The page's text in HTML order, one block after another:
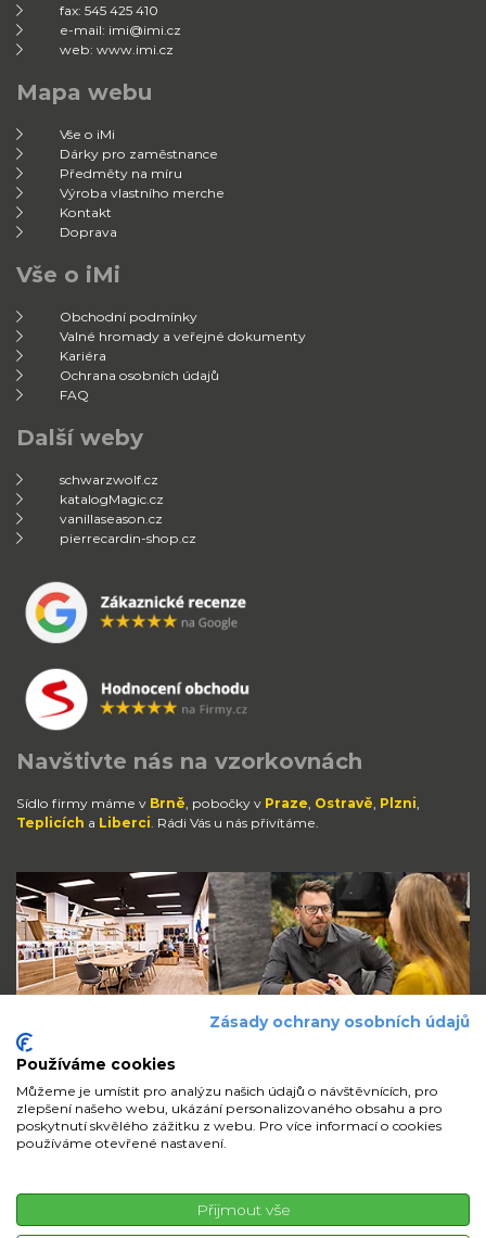
fax: 545 425 410
e-mail: imi@imi.cz
web: www.imi.cz
Mapa webu
Vše o iMi
Dárky pro zaměstnance
Předměty na míru
Výroba vlastního merche
Kontakt
Doprava
Vše o iMi
Obchodní podmínky
Valné hromady a veřejné dokumenty
Kariéra
Ochrana osobních údajů
FAQ
Další weby
schwarzwolf.cz
katalogMagic.cz
vanillaseason.cz
pierrecardin-shop.cz
Navštivte nás na vzorkovnách
Sídlo firmy máme v Brně , pobočky v Praze Ostravě Plzni
Teplicích a Liberci . Rádi Vás u nás přivítáme.
Zůstaňte s námi v kontaktu
volejte
Zásady ochrany osobních údajů
Používáme cookies
Můžeme je umístit pro analýzu našich údajů o návštěvnících, pro
zlepšení našeho webu, ukázání personalizovaného obsahu a pro
poskytnutí skvělého zážitku z webu. Pro více informací o cookies
používáme otevřené nastavení.
Přijmout vše